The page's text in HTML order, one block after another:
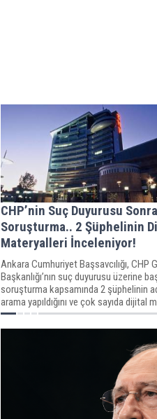
CHP’nin Suç Duyurusu
Soruşturma.. 2 Şüphelinin
Materyalleri İnceleniyor!
Ankara Cumhuriyet Başsavcılığı, CHP
Başkanlığı’nın suç duyurusu üzerine
soruşturma kapsamında 2 şüphelinin
arama yapıldığını ve çok sayıda dijital
el konulduğunu açıkladı.